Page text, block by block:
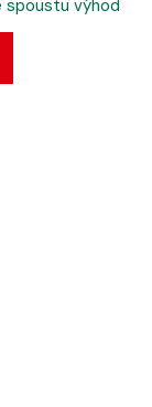
spoustu výhod